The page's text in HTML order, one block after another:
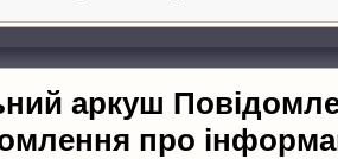
аркуш
про